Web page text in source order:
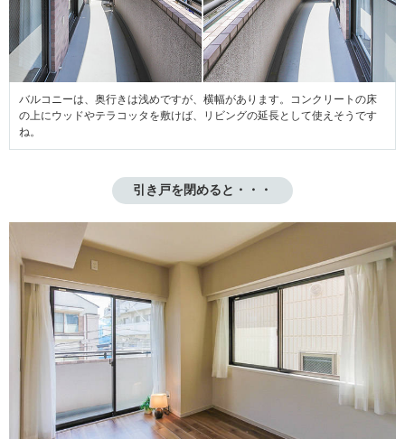
バルコニーは、奥行きは浅めですが、横幅があります。コンクリートの床
の上にウッドやテラコッタを敷けば、リビングの延長として使えそうです
ね。
引き戸を閉めると・・・